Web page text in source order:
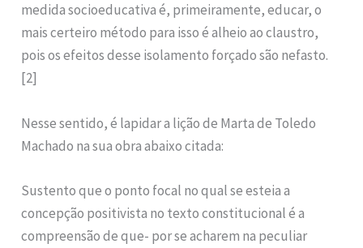
medida socioeducativa é, primeiramente, educar, o
mais certeiro método para isso é alheio ao claustro,
pois os efeitos desse isolamento forçado são nefasto.
[2]
Nesse sentido, é lapidar a lição de Marta de Toledo
Machado na sua obra abaixo citada:
Sustento que o ponto focal no qual se esteia a
concepção positivista no texto constitucional é a
compreensão de que- por se acharem na peculiar